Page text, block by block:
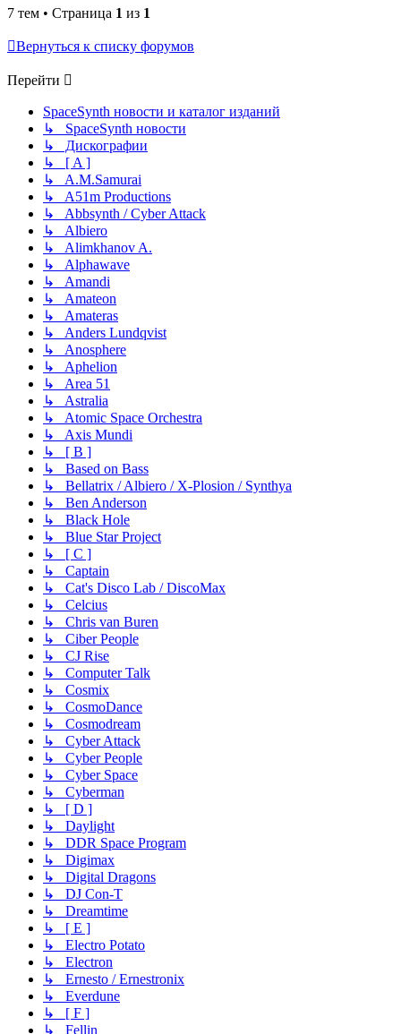
7 тем • Страница 1 из 1
Вернуться к списку форумов
Перейти
SpaceSynth новости и каталог изданий
↳ SpaceSynth новости
↳ Дискографии
↳ [ A ]
↳ A.M.Samurai
↳ A51m Productions
↳ Abbsynth / Cyber Attack
↳ Albiero
↳ Alimkhanov A.
↳ Alphawave
↳ Amandi
↳ Amateon
↳ Amateras
↳ Anders Lundqvist
↳ Anosphere
↳ Aphelion
↳ Area 51
↳ Astralia
↳ Atomic Space Orchestra
↳ Axis Mundi
↳ [ B ]
↳ Based on Bass
↳ Bellatrix / Albiero / X-Plosion / Synthya
↳ Ben Anderson
↳ Black Hole
↳ Blue Star Project
↳ [ C ]
↳ Captain
↳ Cat's Disco Lab / DiscoMax
↳ Celcius
↳ Chris van Buren
↳ Ciber People
↳ CJ Rise
↳ Computer Talk
↳ Cosmix
↳ CosmoDance
↳ Cosmodream
↳ Cyber Attack
↳ Cyber People
↳ Cyber Space
↳ Cyberman
↳ [ D ]
↳ Daylight
↳ DDR Space Program
↳ Digimax
↳ Digital Dragons
↳ DJ Con-T
↳ Dreamtime
↳ [ E ]
↳ Electro Potato
↳ Electron
↳ Ernesto / Ernestronix
↳ Everdune
↳ [ F ]
↳ Fellin